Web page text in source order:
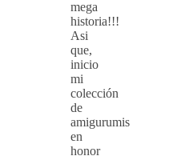
mega
historia!!!
Asi
que,
inicio
mi
colección
de
amigurumis
en
honor